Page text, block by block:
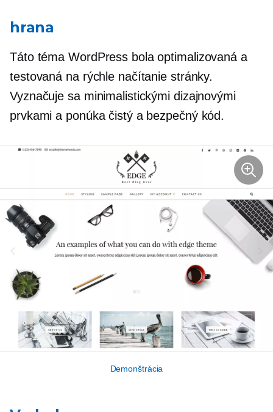
hrana
Táto téma WordPress bola optimalizovaná a
testovaná na rýchle načítanie stránky.
Vyznačuje sa minimalistickými dizajnovými
prvkami a ponúka čistý a bezpečný kód.
Demonštrácia